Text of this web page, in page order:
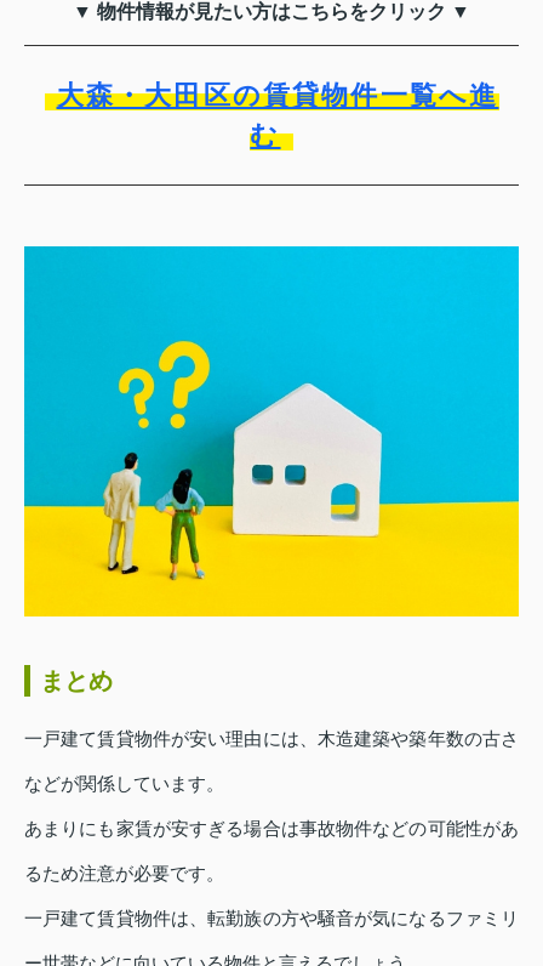
▼ 物件情報が見たい方はこちらをクリック ▼
大森・大田区の賃貸物件一覧へ進
む
まとめ
一戸建て賃貸物件が安い理由には、木造建築や築年数の古さ
などが関係しています。
あまりにも家賃が安すぎる場合は事故物件などの可能性があ
るため注意が必要です。
一戸建て賃貸物件は、転勤族の方や騒音が気になるファミリ